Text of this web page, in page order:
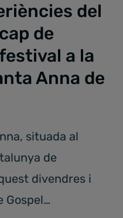
del
de
a la
Anna de
situada al
de
divendres i
Gospel…